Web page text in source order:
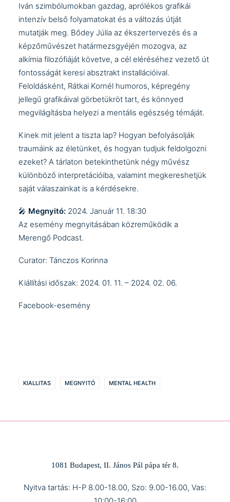
Iván szimbólumokban gazdag, aprólékos grafikái
intenzív belső folyamatokat és a változás útját
mutatják meg. Bődey Júlia az ékszertervezés és a
képzőművészet határmezsgyéjén mozogva, az
alkímia filozófiáját követve, a cél eléréséhez vezető út
fontosságát keresi absztrakt installációival.
Feloldásként, Rátkai Kornél humoros, képregény
jellegű grafikáival görbetükröt tart, és könnyed
megvilágításba helyezi a mentális egészség témáját.
Kinek mit jelent a tiszta lap? Hogyan befolyásolják
traumáink az életünket, és hogyan tudjuk feldolgozni
ezeket? A tárlaton betekinthetünk négy művész
különböző interpretációiba, valamint megkereshetjük
saját válaszainkat is a kérdésekre.
🎤 Megnyitó: 2024. Január 11. 18:30
Az esemény megnyitásában közreműködik a
Merengő Podcast.
Curator: Tánczos Korinna
Kiállítási időszak: 2024. 01. 11. – 2024. 02. 06.
Facebook-esemény
KIALLITAS MEGNYITÓ MENTAL HEALTH
1081 Budapest, II. János Pál pápa tér 8.
Nyitva tartás: H-P 8.00-18.00, Szo: 9.00-16.00, Vas: